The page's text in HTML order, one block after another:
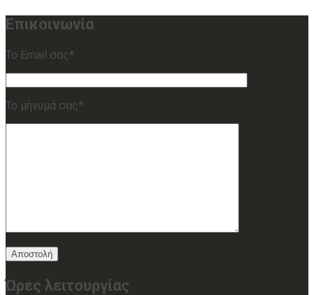
Επικοινωνία
Το Email σας*
Το μήνυμά σας*
Ώρες λειτουργίας